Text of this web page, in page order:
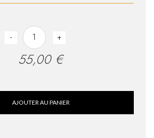
Baie de genièvre quantity
- +
55,00 €
AJOUTER AU PANIER